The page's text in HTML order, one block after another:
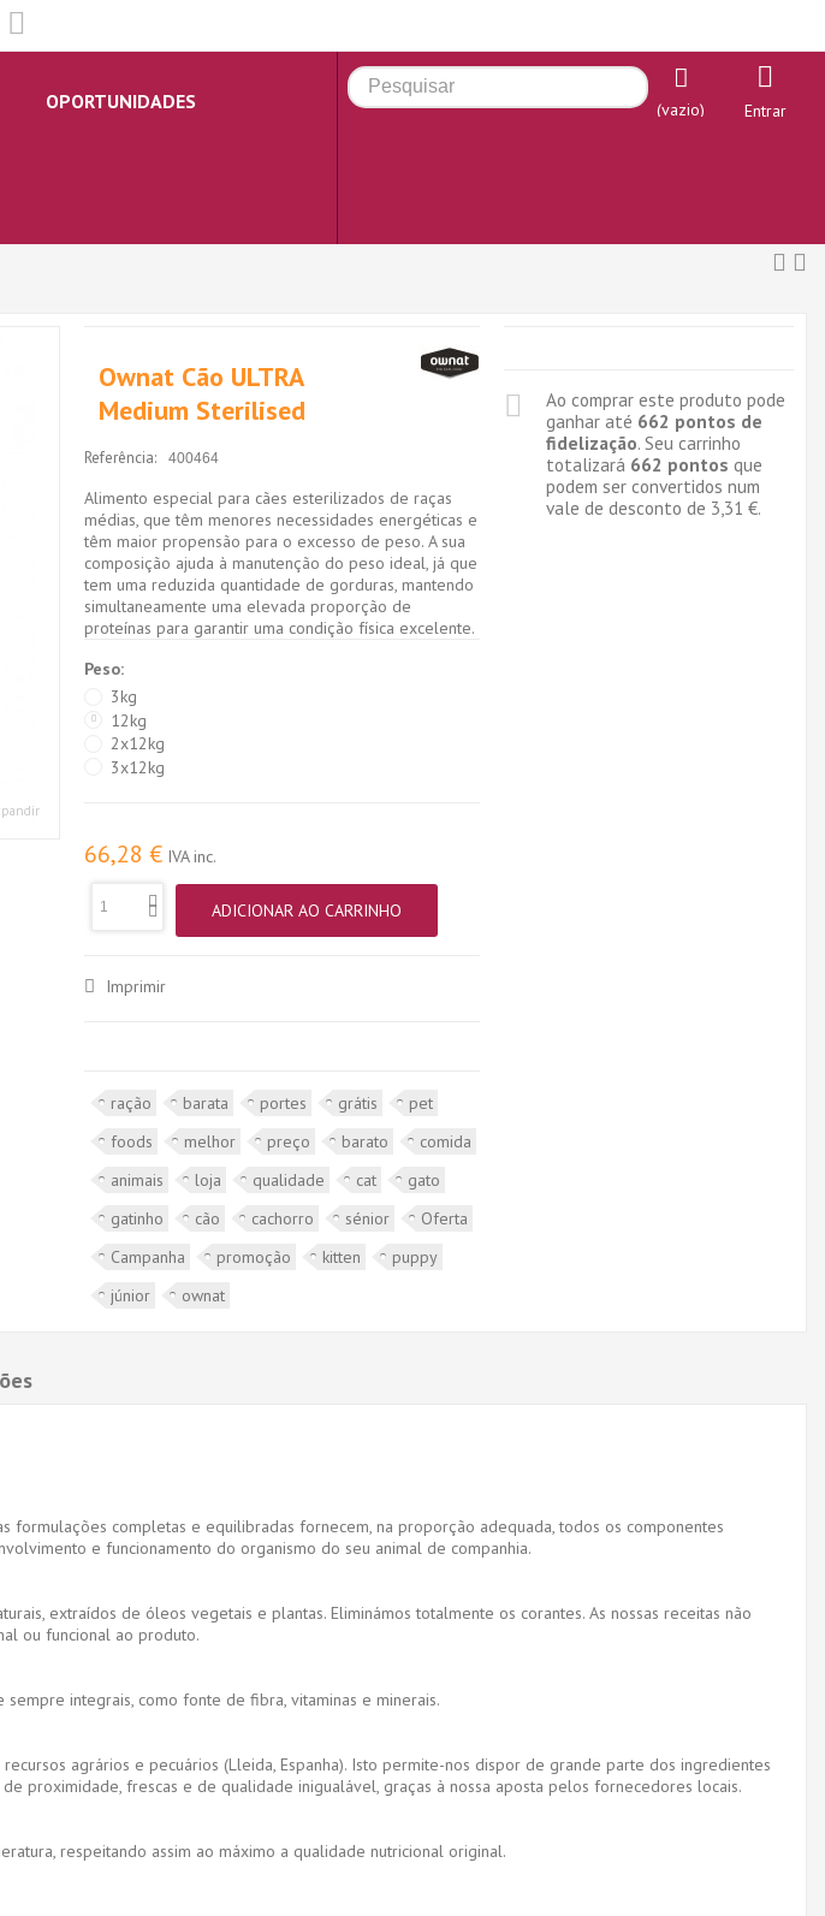
OPORTUNIDADES (vazio) Entrar
Ownat Cão ULTRA
Medium Sterilised
Referência: 400464
Alimento especial para cães esterilizados de raças
médias, que têm menores necessidades energéticas e
têm maior propensão para o excesso de peso. A sua
composição ajuda à manutenção do peso ideal, já que
tem uma reduzida quantidade de gorduras, mantendo
simultaneamente uma elevada proporção de
proteínas para garantir uma condição física excelente.
Peso:
3kg
12kg
2x12kg
3x12kg
66,28 € IVA inc.
ADICIONAR AO CARRINHO
Imprimir
ração barata portes grátis
pet
foods
melhor preço barato
comida
animais
loja qualidade cat
gato
gatinho
cão cachorro sénior
Oferta
Campanha
promoção kitten
puppy
júnior
ownat
Ao comprar este produto pode
ganhar até 662 pontos de
fidelização. Seu carrinho
totalizará 662 pontos que
podem ser convertidos num
vale de desconto de 3,31 €.
formulações completas e equilibradas fornecem, na proporção adequada, todos os componentes
e funcionamento do organismo do seu animal de companhia.
extraídos de óleos vegetais e plantas. Eliminámos totalmente os corantes. As nossas receitas não
ou funcional ao produto.
integrais, como fonte de fibra, vitaminas e minerais.
agrários e pecuários (Lleida, Espanha). Isto permite-nos dispor de grande parte dos ingredientes
proximidade, frescas e de qualidade inigualável, graças à nossa aposta pelos fornecedores locais.
respeitando assim ao máximo a qualidade nutricional original.